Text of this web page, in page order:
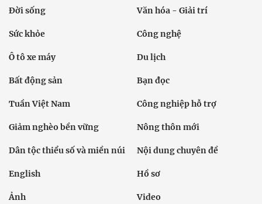
Đời sống Văn hóa - Giải trí
Sức khỏe Công nghệ
Ô tô xe máy Du lịch
Bất động sản Bạn đọc
Tuần Việt Nam Công nghiệp hỗ trợ
Giảm nghèo bền vững Nông thôn mới
Dân tộc thiểu số và miền núi Nội dung chuyên đề
English Hồ sơ
Ảnh Video